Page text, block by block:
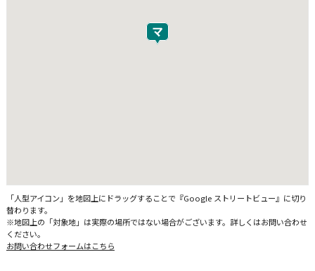
「人型アイコン」を地図上にドラッグすることで『Google ストリートビュー』に切り
替わります。
※地図上の「対象地」は実際の場所ではない場合がございます。詳しくはお問い合わせ
ください。
お問い合わせフォームはこちら